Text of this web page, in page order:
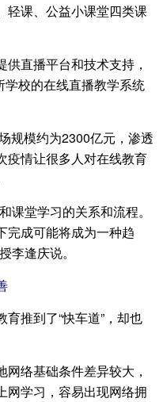
轻课、公益小课堂四类课
直播平台和技术支持，
校的在线直播教学系统
模约为2300亿元，渗透
疫情让很多人对在线教育
堂学习的关系和流程。
完成可能将成为一种趋
李逢庆说。
推到了“快车道”，却也
络基础条件差异较大，
网学习，容易出现网络拥